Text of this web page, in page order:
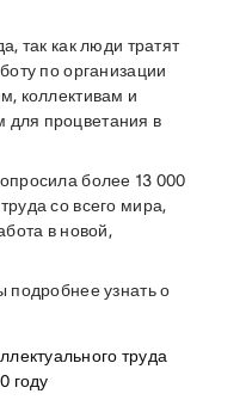
так как люди тратят
по организации
коллективам и
для процветания в
более 13 000
со всего мира,
в новой,
подробнее узнать о
труда
году